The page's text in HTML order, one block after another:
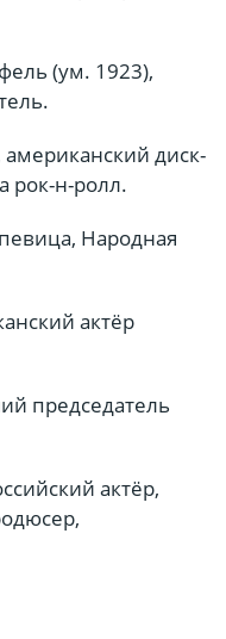
(ум. 1923),
диск-
рок-н-ролл.
Народная
актёр
председатель
актёр,